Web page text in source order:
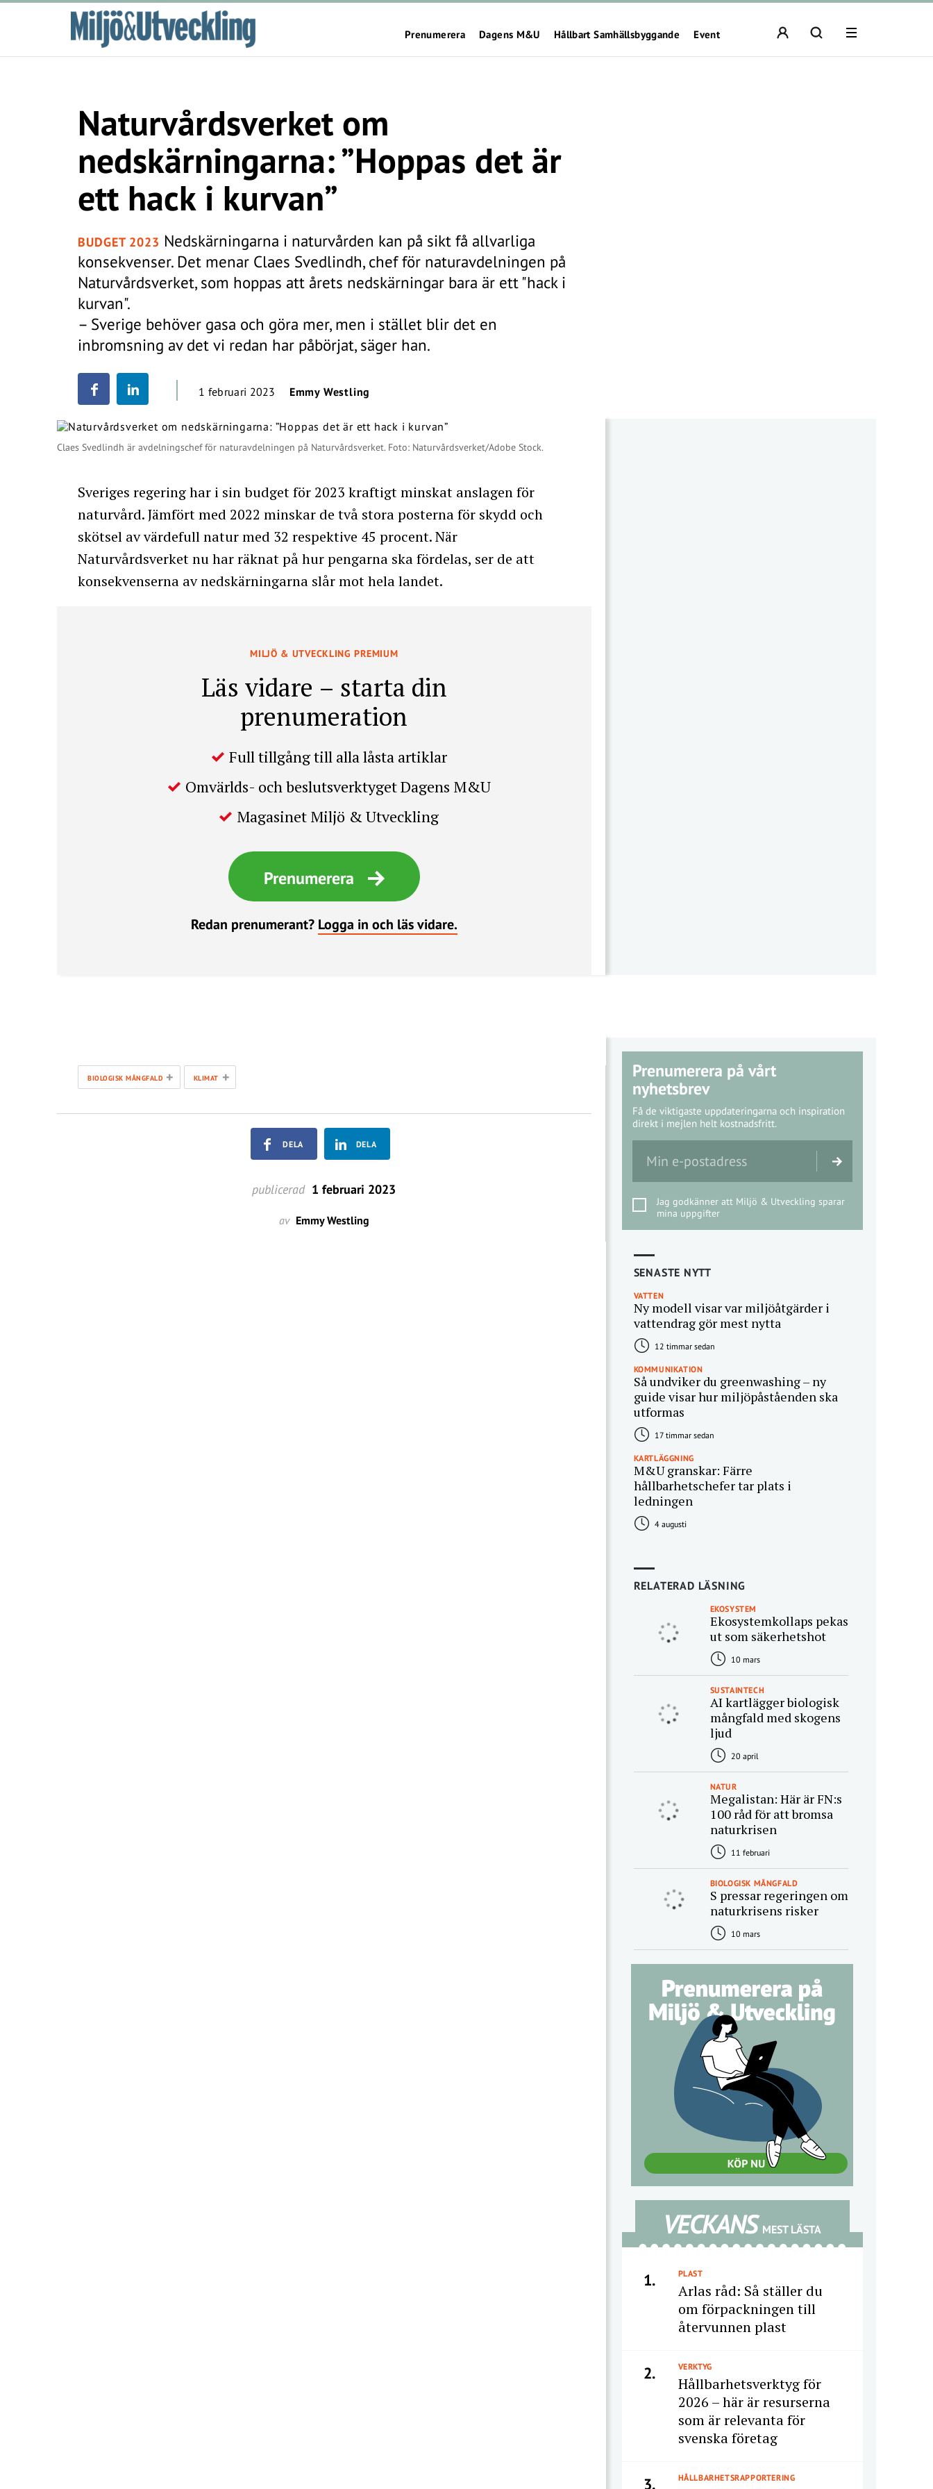
Prenumerera Dagens M&U Hållbart Samhällsbyggande Event
Naturvårdsverket om
nedskärningarna: ”Hoppas det är
ett hack i kurvan”
BUDGET 2023 Nedskärningarna i naturvården kan på sikt få allvarliga
konsekvenser. Det menar Claes Svedlindh, chef för naturavdelningen på
Naturvårdsverket, som hoppas att årets nedskärningar bara är ett "hack i
kurvan".
– Sverige behöver gasa och göra mer, men i stället blir det en
inbromsning av det vi redan har påbörjat, säger han.
1 februari 2023 Emmy Westling
Claes Svedlindh är avdelningschef för naturavdelningen på Naturvårdsverket. Foto: Naturvårdsverket/Adobe Stock.
Sveriges regering har i sin budget för 2023 kraftigt minskat anslagen för
naturvård. Jämfört med 2022 minskar de två stora posterna för skydd och
skötsel av värdefull natur med 32 respektive 45 procent. När
Naturvårdsverket nu har räknat på hur pengarna ska fördelas, ser de att
konsekvenserna av nedskärningarna slår mot hela landet.
MILJÖ & UTVECKLING PREMIUM
Läs vidare – starta din
prenumeration
Full tillgång till alla låsta artiklar
Omvärlds- och beslutsverktyget Dagens M&U
Magasinet Miljö & Utveckling
Prenumerera
Redan prenumerant? Logga in och läs vidare.
BIOLOGISK MÅNGFALD + KLIMAT +
DELA DELA
publicerad 1 februari 2023
av Emmy Westling
Prenumerera på vårt
nyhetsbrev
Få de viktigaste uppdateringarna och inspiration
direkt i mejlen helt kostnadsfritt.
Jag godkänner att Miljö & Utveckling sparar
mina uppgifter
SENASTE NYTT
VATTEN
Ny modell visar var miljöåtgärder i
vattendrag gör mest nytta
12 timmar sedan
KOMMUNIKATION
Så undviker du greenwashing – ny
guide visar hur miljöpåståenden ska
utformas
17 timmar sedan
KARTLÄGGNING
M&U granskar: Färre
hållbarhetschefer tar plats i
ledningen
4 augusti
RELATERAD LÄSNING
EKOSYSTEM
Ekosystemkollaps pekas
ut som säkerhetshot
10 mars
SUSTAINTECH
AI kartlägger biologisk
mångfald med skogens
ljud
20 april
NATUR
Megalistan: Här är FN:s
100 råd för att bromsa
naturkrisen
11 februari
BIOLOGISK MÅNGFALD
S pressar regeringen om
naturkrisens risker
10 mars
VECKANS MEST LÄSTA
1. PLAST
Arlas råd: Så ställer du
om förpackningen till
återvunnen plast
2. VERKTYG
Hållbarhetsverktyg för
2026 – här är resurserna
som är relevanta för
svenska företag
3. HÅLLBARHETSRAPPORTERING